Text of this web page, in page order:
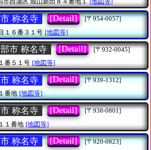
称名寺 [Detail]
[〒954-0057]
１６番３１号 [地図等]
市 称名寺 [Detail]
[〒932-0045]
番５１号 [地図等]
称名寺 [Detail]
[〒939-1312]
番地 [地図等]
称名寺 [Detail]
[〒938-0801]
１番地 [地図等]
称名寺 [Detail]
[〒920-0823]